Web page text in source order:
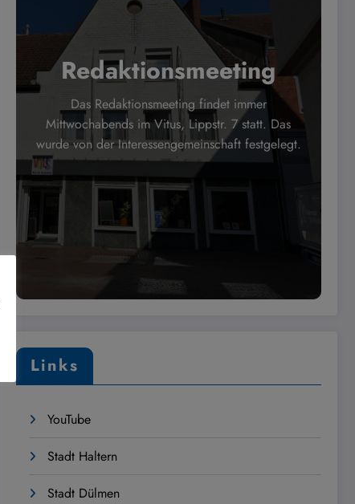
Redaktionsmeeting
Das Redaktionsmeeting findet immer
Mittwochabends im Vitus, Lippstr. 7 statt. Das
wurde von der Interessengemeinschaft festgelegt.
Links
YouTube
Stadt Haltern
Stadt Dülmen